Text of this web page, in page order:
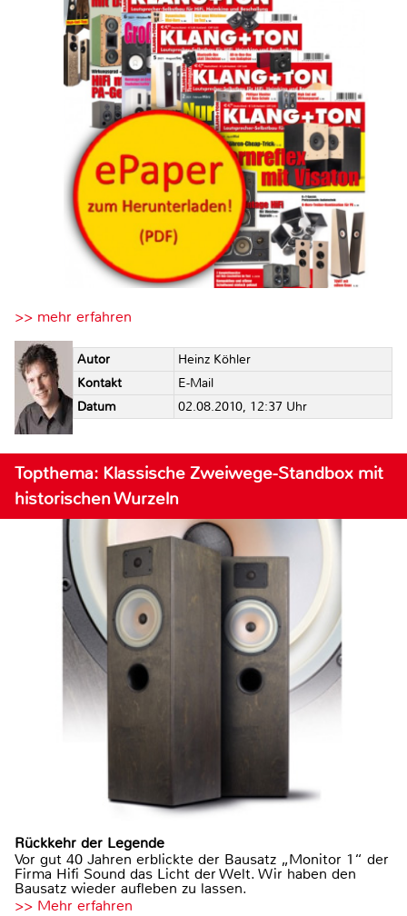
>> mehr erfahren
Autor
Heinz Köhler
Kontakt
E-Mail
Datum
02.08.2010, 12:37 Uhr
Topthema: Klassische Zweiwege-Standbox mit
historischen Wurzeln
Rückkehr der Legende
Vor gut 40 Jahren erblickte der Bausatz „Monitor 1“ der
Firma Hifi Sound das Licht der Welt. Wir haben den
Bausatz wieder aufleben zu lassen.
>> Mehr erfahren